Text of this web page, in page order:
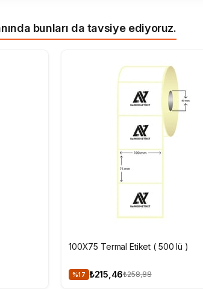
bunları da tavsiye ediyoruz.
100X75 Termal Etiket ( 500 lü )
%17 ₺215,46₺258,88